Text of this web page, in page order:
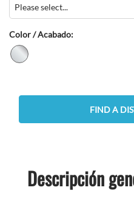
Color / Acabado:
FIND A
Descripción